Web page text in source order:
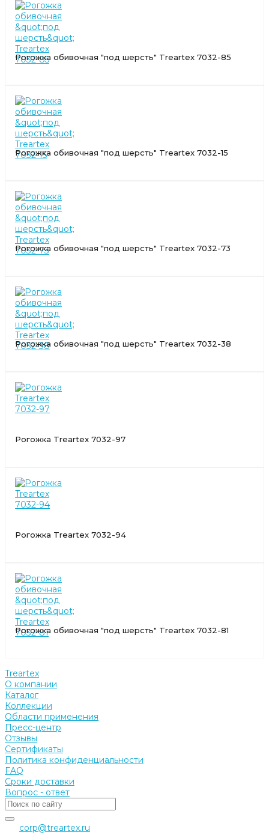
Рогожка обивочная "под шерсть" Treartex 7032-85
Рогожка обивочная "под шерсть" Treartex 7032-15
Рогожка обивочная "под шерсть" Treartex 7032-73
Рогожка обивочная "под шерсть" Treartex 7032-38
Рогожка Treartex 7032-97
Рогожка Treartex 7032-94
Рогожка обивочная "под шерсть" Treartex 7032-81
Treartex
О компании
Каталог
Коллекции
Области применения
Пресс-центр
Отзывы
Сертификаты
Политика конфиденциальности
FAQ
Сроки доставки
Вопрос - ответ
corp@treartex.ru